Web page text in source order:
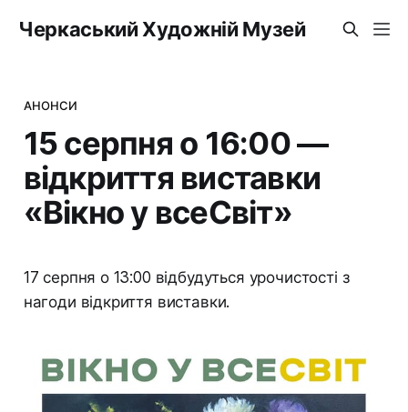
Черкаський Художній Музей
АНОНСИ
15 серпня о 16:00 —
відкриття виставки
«Вікно у всеСвіт»
17 серпня о 13:00 відбудуться урочистості з
нагоди відкриття виставки.